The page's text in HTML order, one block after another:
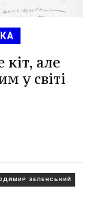
кіт, але
у світі
ЗЕЛЕНСЬКИЙ